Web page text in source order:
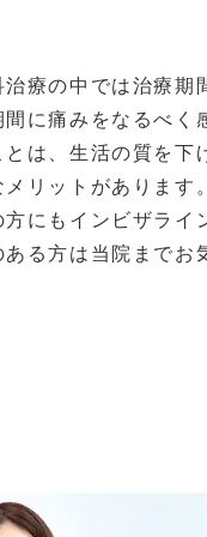
療の中では治療期
に痛みをなるべく
は、生活の質を下
リットがあります
にもインビザライ
る方は当院までお